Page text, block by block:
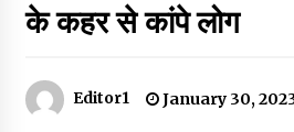
Thought Of The Day 6
के कहर से कांपे लोग
Editor1 January 30,